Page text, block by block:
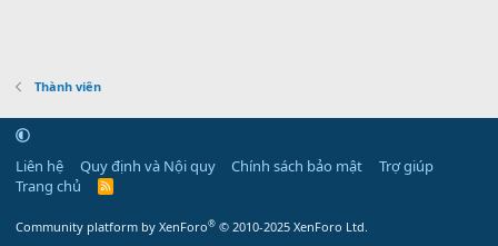
Thành viên
Liên hệ Quy định và Nội quy Chính sách bảo mật
Trợ giúp
Trang chủ
R
Community platform by XenForo® © 2010-2025 XenForo Ltd.